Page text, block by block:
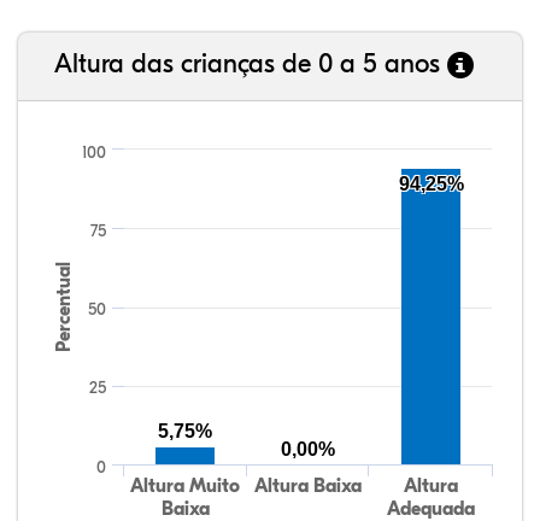
Altura das crianças de 0 a 5 anos
Percentual
Altura Muito
Baixa
Altura Baixa
Altura
Adequada
0
25
50
75
100
5,75%
0,00%
94,25%